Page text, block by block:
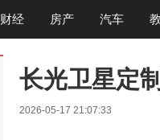
财经 房产 汽车
长光卫星定
2026-05-17 21:07:33